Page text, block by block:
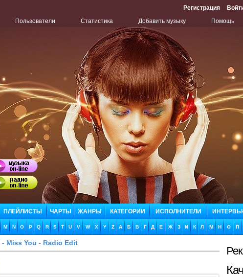
Регистрация
Пользователи Статистика Добавить музыку Помощь
ПЛЕЙЛИСТЫ ЧАРТЫ ЖАНРЫ КАТЕГОРИИ ИСПОЛНИТЕЛИ
M N O P Q R S T U V W X Y Z А Б В Г Д Е Ж З И К Л М Н О П
- Miss You - Radio Edit